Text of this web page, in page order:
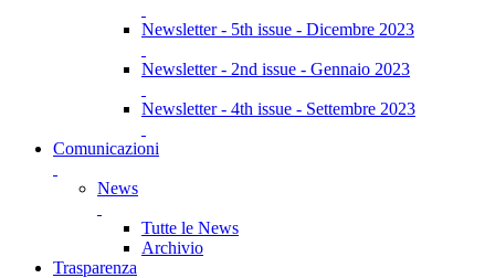
Newsletter - 5th issue - Dicembre 2023
Newsletter - 2nd issue - Gennaio 2023
Newsletter - 4th issue - Settembre 2023
Comunicazioni
News
Tutte le News
Archivio
Trasparenza